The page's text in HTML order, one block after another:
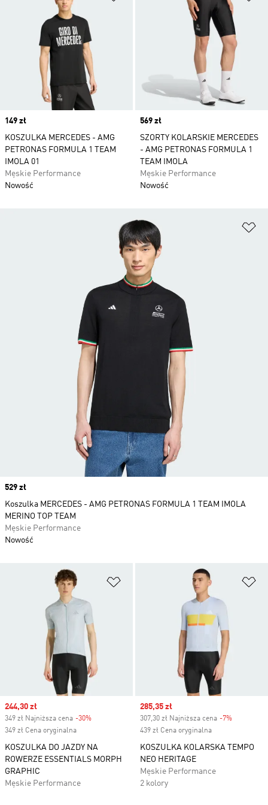
Price
149 zł
KOSZULKA MERCEDES - AMG
PETRONAS FORMULA 1 TEAM
IMOLA 01
Męskie Performance
Nowość
Price
569 zł
SZORTY KOLARSKIE MERCEDES
- AMG PETRONAS FORMULA 1
TEAM IMOLA
Męskie Performance
Nowość
Dodaj do listy życzeń
Sale price
244,30 zł
349 zł Najniższa cena -30%
349 zł Cena oryginalna
KOSZULKA DO JAZDY NA
ROWERZE ESSENTIALS MORPH
GRAPHIC
Męskie Performance
Sale price
285,35 zł
307,30 zł Najniższa cena -7%
439 zł Cena oryginalna
KOSZULKA KOLARSKA TEMPO
NEO HERITAGE
Męskie Performance
2 kolory
Price
529 zł
Koszulka MERCEDES - AMG PETRONAS FORMULA 1 TEAM IMOLA
MERINO TOP TEAM
Męskie Performance
Nowość